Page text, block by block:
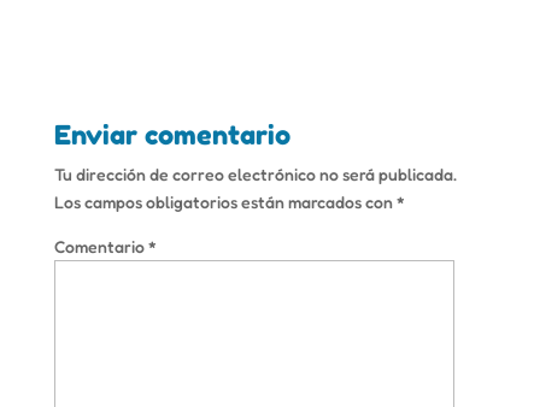
Enviar comentario
Tu dirección de correo electrónico no será publicada.
Los campos obligatorios están marcados con*
Comentario*